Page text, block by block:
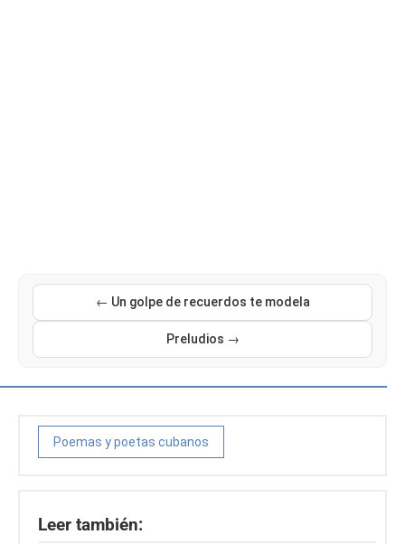
← Un golpe de recuerdos te modela
Preludios →
Poemas y poetas cubanos
Leer también: